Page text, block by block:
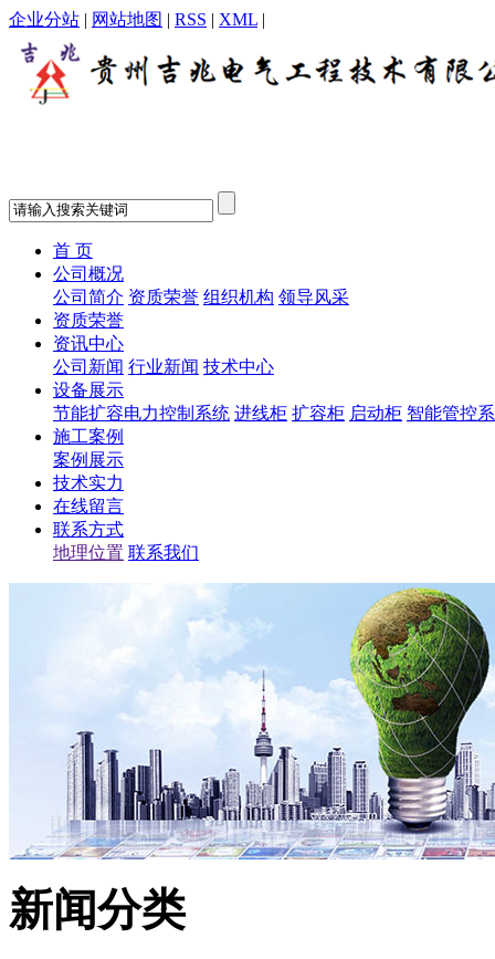
企业分站 | 网站地图 | RSS | XML |
首 页
公司概况
公司简介 资质荣誉 组织机构 领导风采
资质荣誉
资讯中心
公司新闻 行业新闻 技术中心
设备展示
节能扩容电力控制系统 进线柜 扩容柜 启动柜 智能管控
施工案例
案例展示
技术实力
在线留言
联系方式
地理位置 联系我们
新闻分类